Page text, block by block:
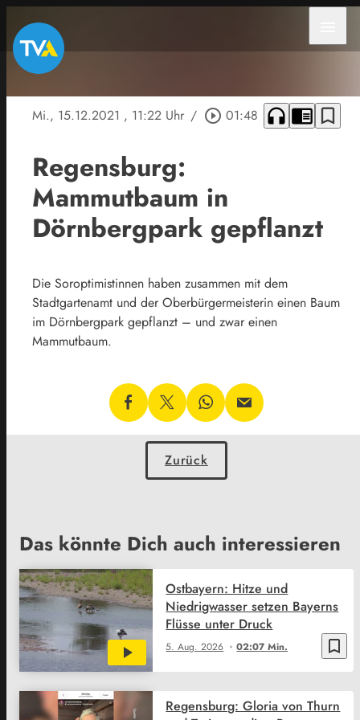
Mi., 15.12.2021 , 11:22 Uhr / play_circle_outline 01:48 headphones chrome_reader_mode bookmark_border
Regensburg:
Mammutbaum in
Dörnbergpark gepflanzt
Die Soroptimistinnen haben zusammen mit dem
Stadtgartenamt und der Oberbürgermeisterin einen Baum
im Dörnbergpark gepflanzt – und zwar einen
Mammutbaum.
Zurück
Das könnte Dich auch interessieren
bookmark_border
5. Aug. 2026 02:07 Min.
Ostbayern: Hitze und
Niedrigwasser setzen Bayerns
Flüsse unter Druck
Regensburg: Gloria von Thurn